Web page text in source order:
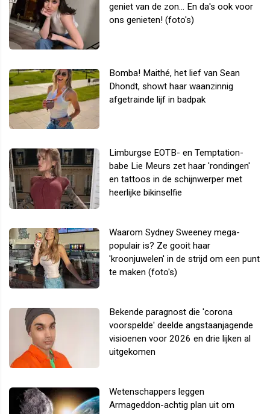
geniet van de zon... En da's ook voor
ons genieten! (foto's)
Bomba! Maithé, het lief van Sean
Dhondt, showt haar waanzinnig
afgetrainde lijf in badpak
Limburgse EOTB- en Temptation-
babe Lie Meurs zet haar 'rondingen'
en tattoos in de schijnwerper met
heerlijke bikinselfie
Waarom Sydney Sweeney mega-
populair is? Ze gooit haar
'kroonjuwelen' in de strijd om een punt
te maken (foto's)
Bekende paragnost die 'corona
voorspelde' deelde angstaanjagende
visioenen voor 2026 en drie lijken al
uitgekomen
Wetenschappers leggen
Armageddon-achtig plan uit om